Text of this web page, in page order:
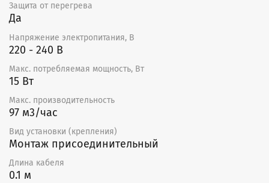
необходимо подключить его через умный
выключатель или реле Hommyn! при необходимости
установить Блок управления (шлюз) HOMMYN
Защита от перегрева
Да
Напряжение электропитания, В
220 - 240 В
Макс. потребляемая мощность, Вт
15 Вт
Макс. производительность
97 м3/час
Вид установки (крепления)
Монтаж присоединительный
Длина кабеля
0.1 м